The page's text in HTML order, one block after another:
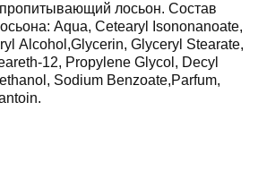
лосьон. Состав
Aqua, Cetearyl Isononanoate,
Alcohol,Glycerin, Glyceryl Stearate,
12, Propylene Glycol, Decyl
Sodium Benzoate,Parfum,